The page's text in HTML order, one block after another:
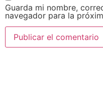
Guarda mi nombre,
navegador para la